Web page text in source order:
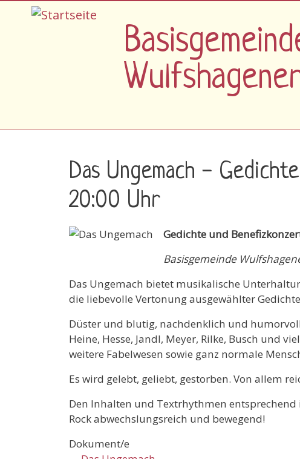
Direkt zum Inhalt
Das Ungemach -
20:00 Uhr
Gedichte und
Basisgemeinde
Das Ungemach bietet musikalische
die liebevolle Vertonung ausgewählter
Düster und blutig, nachdenklich und
Heine, Hesse, Jandl, Meyer, Rilke, Busch und
weitere Fabelwesen sowie ganz normale
Es wird gelebt, geliebt, gestorben. Von allem
Den Inhalten und Textrhythmen
Rock abwechslungsreich und bewegend!
Dokument/e